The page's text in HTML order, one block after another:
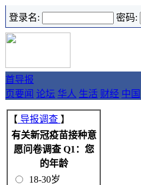
登录名: 密码:
首
页
导报
要闻 论坛 华人 生活 财经 中国
【 导报调查 】
有关新冠疫苗接种意
愿问卷调查 Q1：您
的年龄
18-30岁